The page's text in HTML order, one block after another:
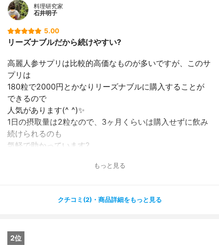
料理研究家
石井明子
5.00
リーズナブルだから続けやすい?
高麗人参サプリは比較的高価なものが多いですが、このサ
プリは
180粒で2000円とかなりリーズナブルに購入することが
できるので
人気があります(^ ^)✨
1日の摂取量は2粒なので、3ヶ月くらいは購入せずに飲み
続けられるのも
気軽で助かっています?
価格は安いですが、品質も十分で、高麗人参を皮ごと使用
飲むタイミングとしては、忘れないように私は毎日朝食後
もっと見る
クチコミ(2)・商品詳細をもっと見る
2位